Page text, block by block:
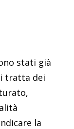
stati già
tratta dei
la